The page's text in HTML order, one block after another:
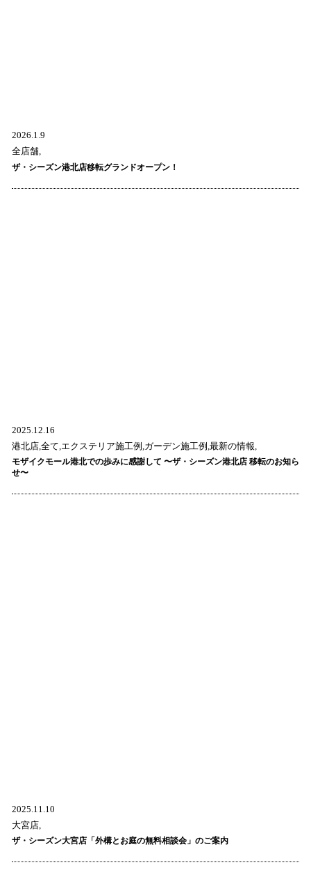
2026.1.9
全店舗,
ザ・シーズン港北店移転グランドオープン！
2025.12.16
港北店,全て,エクステリア施工例,ガーデン施工例,最新の情報,
モザイクモール港北での歩みに感謝して 〜ザ・シーズン港北店 移転のお知ら
せ〜
2025.11.10
大宮店,
ザ・シーズン大宮店「外構とお庭の無料相談会」のご案内